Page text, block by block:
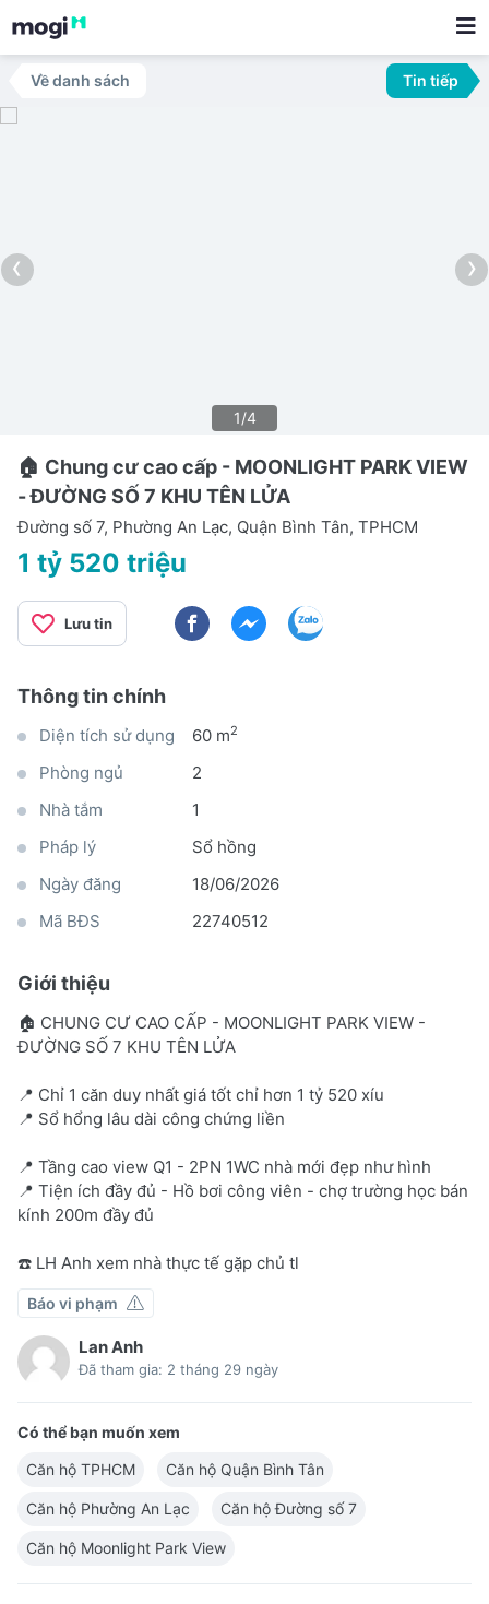
Về danh sách Tin tiếp
‹ ›
1/4
🏠 Chung cư cao cấp - MOONLIGHT PARK VIEW
- ĐƯỜNG SỐ 7 KHU TÊN LỬA
Đường số 7, Phường An Lạc, Quận Bình Tân, TPHCM
1 tỷ 520 triệu
Lưu tin
Thông tin chính
Diện tích sử dụng 60 m2
Phòng ngủ
2
Nhà tắm
1
Pháp lý
Sổ hồng
Ngày đăng
18/06/2026
Mã BĐS
22740512
Giới thiệu
🏠 CHUNG CƯ CAO CẤP - MOONLIGHT PARK VIEW -
ĐƯỜNG SỐ 7 KHU TÊN LỬA
📍 Chỉ 1 căn duy nhất giá tốt chỉ hơn 1 tỷ 520 xíu
📍 Sổ hổng lâu dài công chứng liền
📍 Tầng cao view Q1 - 2PN 1WC nhà mới đẹp như hình
📍 Tiện ích đầy đủ - Hồ bơi công viên - chợ trường học bán
kính 200m đầy đủ
☎️ LH Anh xem nhà thực tế gặp chủ tl
Báo vi phạm
Lan Anh
Đã tham gia: 2 tháng 29 ngày
Có thể bạn muốn xem
Căn hộ TPHCM
Căn hộ Quận Bình Tân
Căn hộ Phường An Lạc Căn hộ Đường số 7
Căn hộ Moonlight Park View